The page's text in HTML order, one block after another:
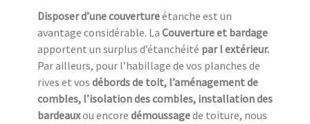
Disposer d’une couvertureétanche est un
avantage considérable. La Couverture et bardage
apportent un surplus d’étanchéité par l extérieur.
Par ailleurs, pour l’habillage de vos planches de
rives et vos débords de toit, l’aménagement de
combles, l’isolation des combles, installation des
bardeauxou encore démoussagede toiture, nous